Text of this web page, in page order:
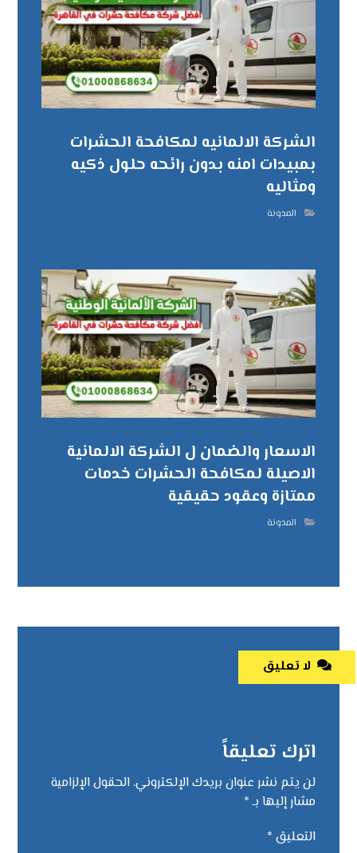
الشركة الالمانيه لمكافحة الحشرات
بمبيدات امنه بدون رائحه حلول ذكيه
ومثاليه
المدونة
الاسعار والضمان ل الشركة الالمانية
الاصيلة لمكافحة الحشرات خدمات
ممتازة وعقود حقيقية
المدونة
لا تعليق
اترك تعليقاً
لن يتم نشر عنوان بريدك الإلكتروني. الحقول الإلزامية
مشار إليها بـ*
التعليق *